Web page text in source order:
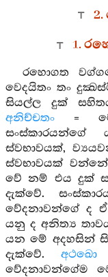
1.
රහොගත
වෙදයිතං තං
සියල්ල දුක්
අනිච්චතං = මේ
ස්වභාවයක්,
ස්වභාවයක්
වේ නම් එය දුක්
දැක්වේ.
වේදනාවන්ගේ ද
යනු ද අනිත්‍ය
යන මේ අදහසින්
දැක්වේ.අථඛො
වේදනාවන්ගේම